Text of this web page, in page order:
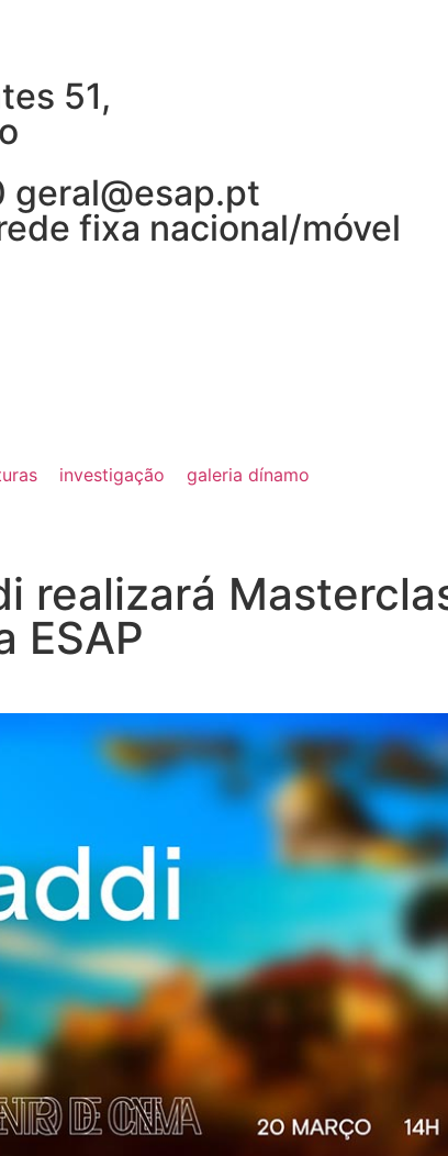
51,
geral@esap.pt
fixa nacional/móvel
investigação galeria dínamo
realizará
ESAP